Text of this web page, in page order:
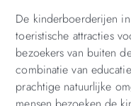
De kinderboerderijen
toeristische attracties
bezoekers van buiten
combinatie van
prachtige natuurlijke